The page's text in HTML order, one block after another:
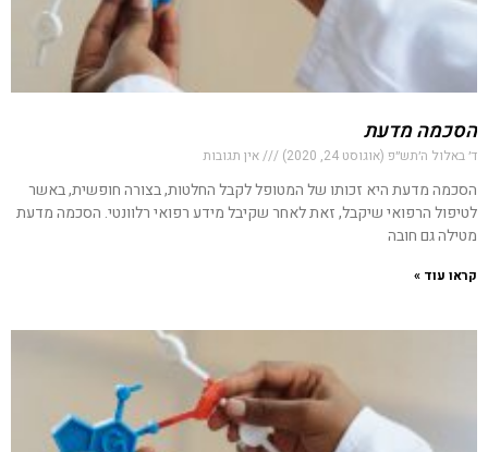
הסכמה מדעת
ד׳ באלול ה׳תש״פ (אוגוסט 24, 2020) אין תגובות
הסכמה מדעת היא זכותו של המטופל לקבל החלטות, בצורה חופשית, באשר
לטיפול הרפואי שיקבל, זאת לאחר שקיבל מידע רפואי רלוונטי. הסכמה מדעת
מטילה גם חובה
קראו עוד »